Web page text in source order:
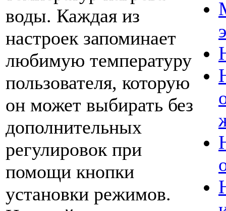
воды. Каждая из
настроек запоминает
любимую температуру
пользователя, которую
он может выбирать без
дополнительных
регулировок при
помощи кнопки
установки режимов.